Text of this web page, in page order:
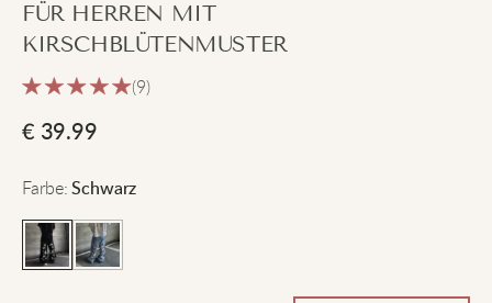
FÜR HERREN MIT
KIRSCHBLÜTENMUSTER
(9)
€ 39.99
Farbe: Schwarz